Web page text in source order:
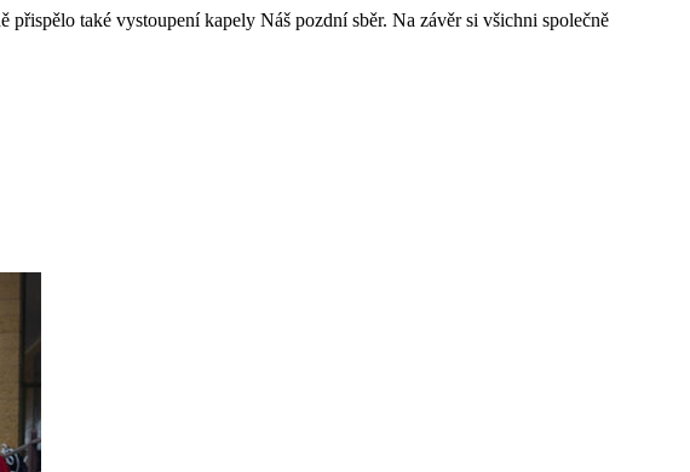
také vystoupení kapely Náš pozdní sběr. Na závěr si všichni společně